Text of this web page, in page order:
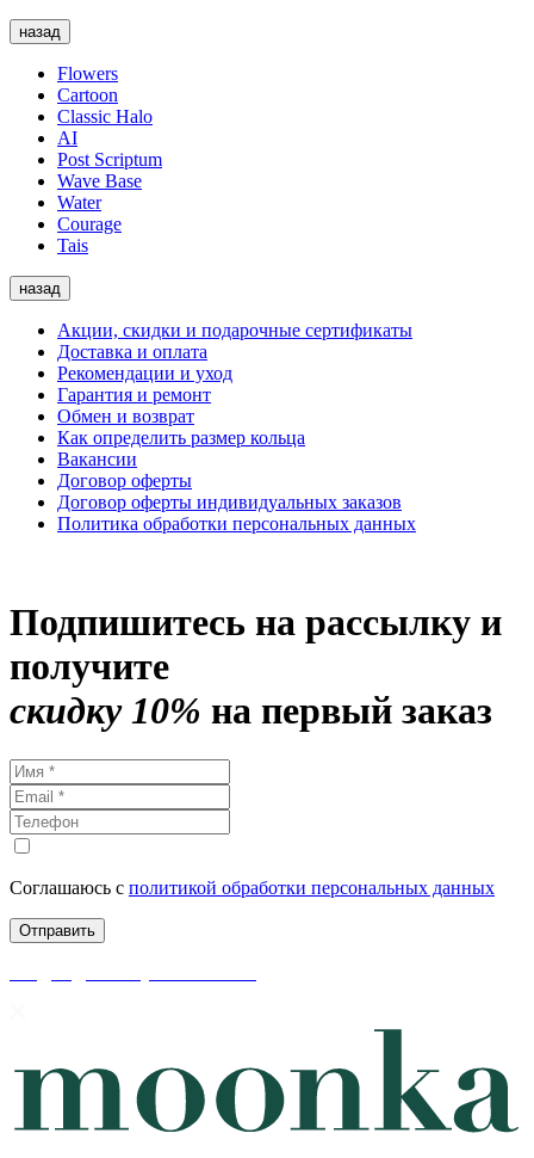
назад
Flowers
Cartoon
Classic Halo
AI
Post Scriptum
Wave Base
Water
Courage
Tais
назад
Акции, скидки и подарочные сертификаты
Доставка и оплата
Рекомендации и уход
Гарантия и ремонт
Обмен и возврат
Как определить размер кольца
Вакансии
Договор оферты
Договор оферты индивидуальных заказов
Политика обработки персональных данных
Подпишитесь на рассылку и
получите
скидку 10% на первый заказ
Соглашаюсь с политикой обработки персональных данных